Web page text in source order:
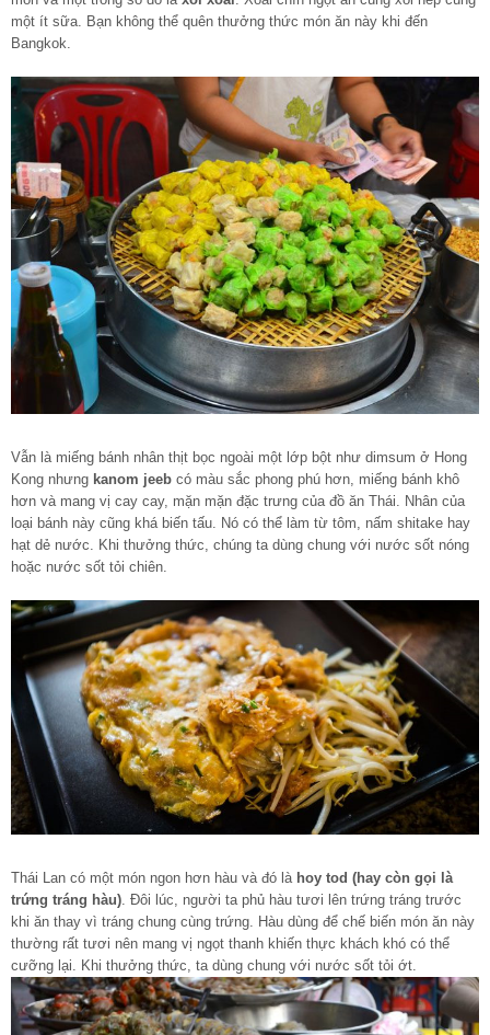
một ít sữa. Bạn không thể quên thưởng thức món ăn này khi đến
Bangkok.
Vẫn là miếng bánh nhân thịt bọc ngoài một lớp bột như dimsum ở Hong
Kong nhưng kanom jeeb có màu sắc phong phú hơn, miếng bánh khô
hơn và mang vị cay cay, mặn mặn đặc trưng của đồ ăn Thái. Nhân của
loại bánh này cũng khá biến tấu. Nó có thể làm từ tôm, nấm shitake hay
hạt dẻ nước. Khi thưởng thức, chúng ta dùng chung với nước sốt nóng
hoặc nước sốt tỏi chiên.
Thái Lan có một món ngon hơn hàu và đó là hoy tod (hay còn gọi là
trứng tráng hàu) . Đôi lúc, người ta phủ hàu tươi lên trứng tráng trước
khi ăn thay vì tráng chung cùng trứng. Hàu dùng để chế biến món ăn này
thường rất tươi nên mang vị ngọt thanh khiến thực khách khó có thể
cưỡng lại. Khi thưởng thức, ta dùng chung với nước sốt tỏi ớt.